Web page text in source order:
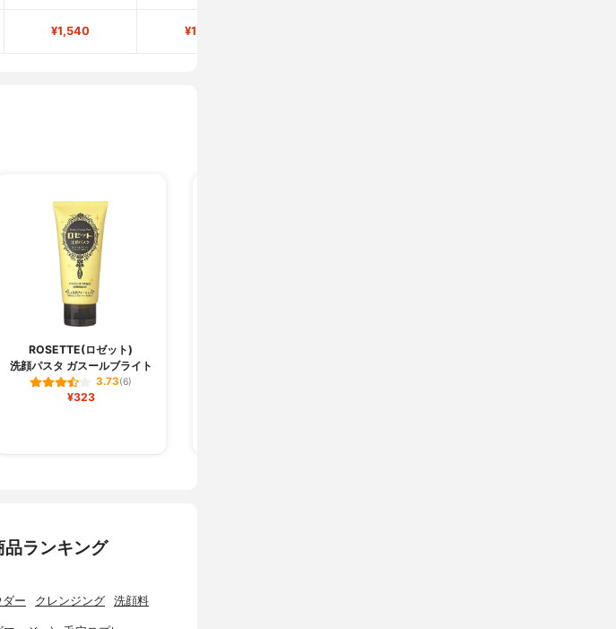
¥1,540 ¥1,980
ROSETTE(ロゼット)
洗顔パスタ ガスールブライト
3.73(6)
¥323
ランキング
ー クレンジング 洗顔料